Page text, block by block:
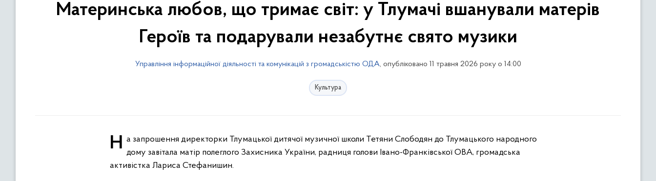
Материнська любов, що тримає світ: у Тлумачі вшанували матерів
Героїв та подарували незабутнє свято музики
Управління інформаційної діяльності та комунікацій з громадськістю ОДА, опубліковано 11 травня 2026 року о 14:00
Культура
На запрошення директорки Тлумацької дитячої музичної школи Тетяни Слободян до Тлумацького народного дому завітала матір полеглого Захисника України, радниця голови Івано-Франківської ОВА, громадська
активістка Лариса Стефанишин.